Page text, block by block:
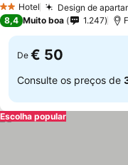
2 Estrelas
Hotel Design de
8,4 Muito boa 1.247
De € 50
Consulte os preços de
Escolha popular